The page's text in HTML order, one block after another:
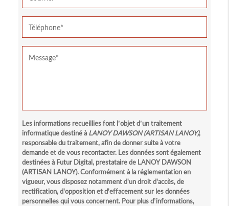
Les informations recueillies font l’objet d’un traitement
informatique destiné à LANOY DAWSON (ARTISAN LANOY),
responsable du traitement, afin de donner suite à votre
demande et de vous recontacter. Les données sont également
destinées à Futur Digital, prestataire de LANOY DAWSON
(ARTISAN LANOY). Conformément à la réglementation en
vigueur, vous disposez notamment d'un droit d'accès, de
rectification, d'opposition et d'effacement sur les données
personnelles qui vous concernent. Pour plus d’informations,